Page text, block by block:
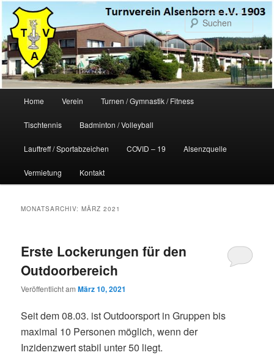
primären
Inhalt
springen
sekundären
Inhalt
springen
Home Verein Turnen / Gymnastik / Fitness
Tischtennis Badminton / Volleyball
Lauftreff / Sportabzeichen COVID – 19 Alsenzquelle
Vermietung Kontakt
MONATSARCHIV:MÄRZ 2021
Erste Lockerungen für den
Outdoorbereich
Veröffentlicht amMärz 10, 2021
Seit dem 08.03. ist Outdoorsport in Gruppen bis
maximal 10 Personen möglich, wenn der
Inzidenzwert stabil unter 50 liegt.